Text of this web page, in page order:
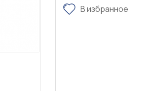
В избранное